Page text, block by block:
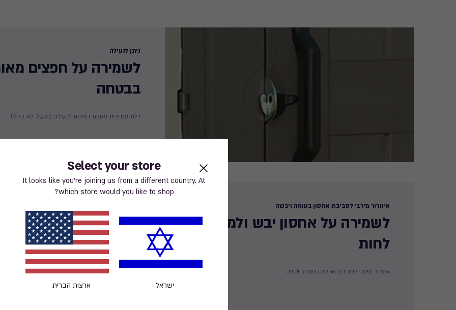
Select your store
It looks like you’re joining us from a different country. At
which store would you like to shop?
ישראל ארצות הברית
ניתן לנעילה​
לשמירה על חפצים
בבטחה ​
דלת עם ידית מתכת הניתנת לנעילה (מנעול לא כלול)​
איוורור מירבי לסביבת אחסון בטוחה ויבשה​
לשמירה על אחסון יבש ולמניעת
לחות ​
איוורור מירבי לסביבת אחסון בטוחה ויבשה​